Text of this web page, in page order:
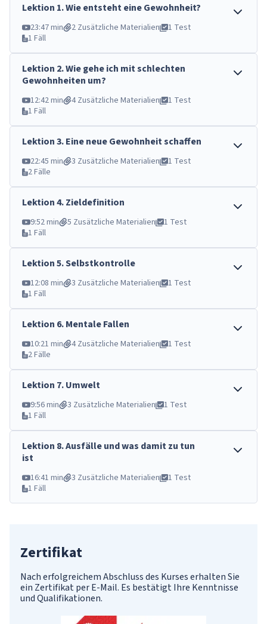
Lektion 1.Wie entsteht eine Gewohnheit?
23:47 min 2 Zusätzliche Materialien
1 Test
1 Fäll
Lektion 2.Wie gehe ich mit schlechten
Gewohnheiten um?
12:42 min 4 Zusätzliche Materialien
1 Test
1 Fäll
Lektion3.Eine neue Gewohnheit schaffen
22:45 min 3 Zusätzliche Materialien
1 Test
2 Fälle
Lektion4.Zieldefinition
9:52 min 5 Zusätzliche Materialien
1 Test
1 Fäll
Lektion5.Selbstkontrolle
12:08 min 3 Zusätzliche Materialien
1 Test
1 Fäll
Lektion 6.Mentale Fallen
10:21 min 4 Zusätzliche Materialien
1 Test
2 Fälle
Lektion 7.Umwelt
9:56 min 3 Zusätzliche Materialien
1 Test
1 Fäll
Lektion 8.Ausfälle und was damit zu tun
ist
16:41 min 3 Zusätzliche Materialien
1 Test
1 Fäll
Zertifikat
Nach erfolgreichem Abschluss des Kurses erhalten Sie
ein Zertifikat per E-Mail. Es bestätigt Ihre Kenntnisse
und Qualifikationen.